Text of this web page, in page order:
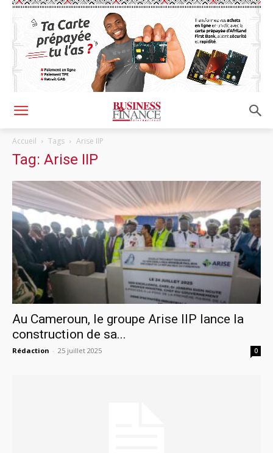
Accueil Tags Arise IIP
Tag: Arise IIP
Au Cameroun, le groupe Arise IIP lance la
construction de sa...
Rédaction - 25 juillet 2025 0